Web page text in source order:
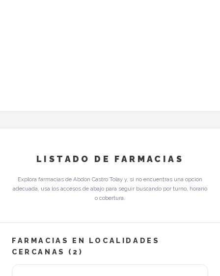
LISTADO DE FARMACIAS
Explora farmacias de Abdon Castro Tolay y, si no encuentras una opcion
adecuada, usa los accesos de abajo para seguir buscando por turno, horario
o cobertura.
FARMACIAS EN LOCALIDADES
CERCANAS (2)